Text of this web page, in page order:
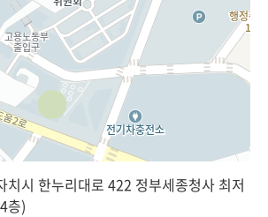
치시 한누리대로 422 정부세종청사 최저
층)